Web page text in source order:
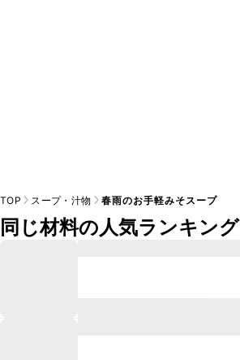
TOP スープ・汁物 春雨のお手軽みそスープ
同じ材料の人気ランキング